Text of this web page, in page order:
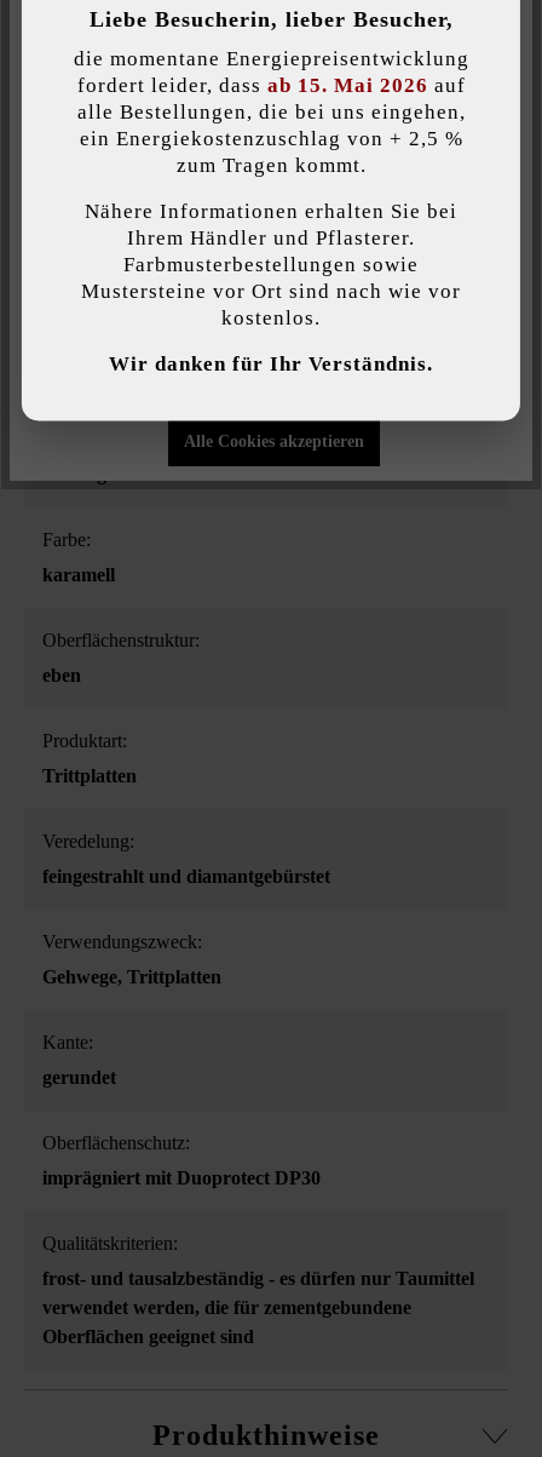
Produktbeschreibung
Langeweile war gestern - die Spot Trittplatte macht bereits
beim Verlegen Spaß, weil unzählige Verlegekombinationen der
40 cm, 60 cm und 80 cm großen runden Platten möglich sind.
Da erhält die Kreativität alle Freiheit beim Anlegen von Wegen
ansprechenden Blickfang. Die Oberfläche und Farben der Spot
Trittplatten sind gleich den LIV29/LIV und Dots29/Dots
Platten. So können Sie Ihre Terrasse und Poolanlage im
gleichen Farbton wie die Spot Trittplatten anlegen.
Farbe:
karamell
Oberflächenstruktur:
eben
Produktart:
Trittplatten
Veredelung:
feingestrahlt und diamantgebürstet
Verwendungszweck:
Gehwege, Trittplatten
Kante:
gerundet
Oberflächenschutz:
imprägniert mit Duoprotect DP30
Qualitätskriterien:
frost- und tausalzbeständig - es dürfen nur Taumittel
verwendet werden, die für zementgebundene
Oberflächen geeignet sind
Produkthinweise
Inaktiv
Individuelle Cookies akzeptieren
Funktionalität bieten zu können...Mehr Informationen
Individuelle Einstellungen
Alle Cookies akzeptieren
Liebe Besucherin, lieber Besucher,
die momentane Energiepreisentwicklung
fordert leider, dass ab 15. Mai 2026 auf
alle Bestellungen, die bei uns eingehen,
ein Energiekostenzuschlag von + 2,5 %
zum Tragen kommt.
Nähere Informationen erhalten Sie bei
Ihrem Händler und Pflasterer.
Farbmusterbestellungen sowie
Mustersteine vor Ort sind nach wie vor
kostenlos.
Wir danken für Ihr Verständnis.